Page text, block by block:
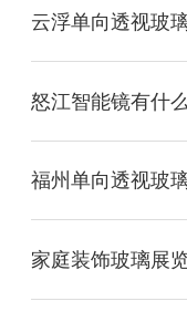
云浮单向透视玻
怒江智能镜有什
福州单向透视玻
家庭装饰玻璃展